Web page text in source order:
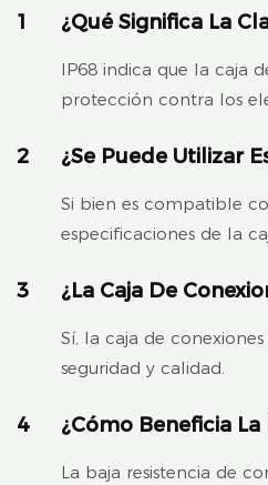
1 ¿Qué Significa La
IP68 indica que la caja
protección contra los
2 ¿Se Puede Utilizar
Si bien es compatible
especificaciones de la
3 ¿La Caja De
Sí, la caja de
seguridad y calidad.
4 ¿Cómo Beneficia
La baja resistencia de